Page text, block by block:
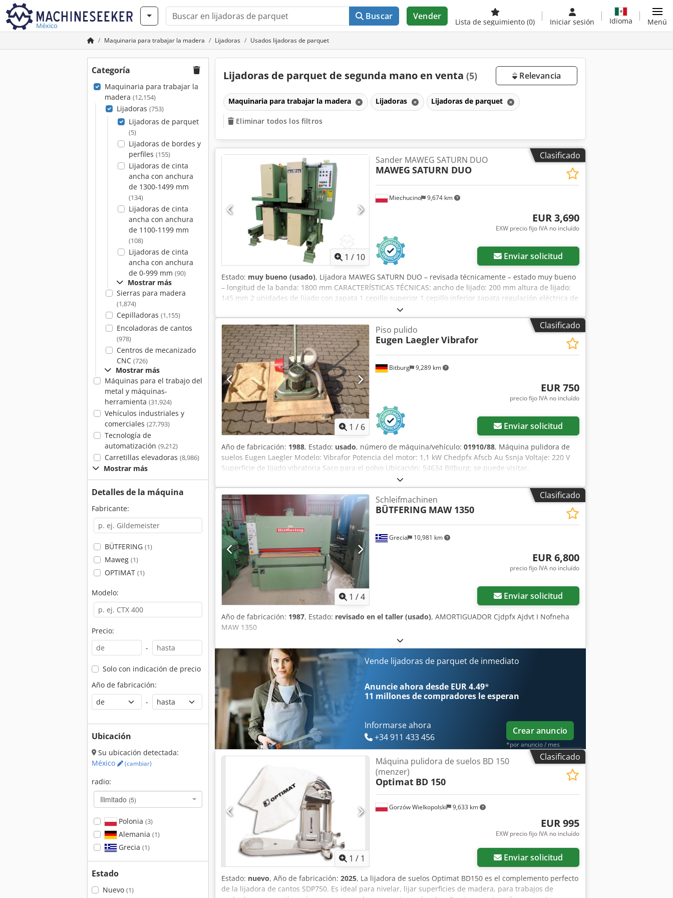
México
Buscar Vender
Lista de seguimiento (0) Iniciar sesión Idioma Menú
Maquinaria para trabajar la madera Lijadoras Usados lijadoras de parquet
Categoría
Maquinaria para trabajar la
madera (12,154)
Lijadoras (753)
Lijadoras de parquet
(5)
Lijadoras de bordes y
perfiles (155)
Lijadoras de cinta
ancha con anchura
de 1300-1499 mm
(134)
Lijadoras de cinta
ancha con anchura
de 1100-1199 mm
(108)
Lijadoras de cinta
ancha con anchura
de 0-999 mm (90)
Mostrar más
Sierras para madera
(1,874)
Cepilladoras (1,155)
Encoladoras de cantos
(978)
Centros de mecanizado
CNC (726)
Mostrar más
Máquinas para el trabajo del
metal y máquinas-
herramienta (31,924)
Vehículos industriales y
comerciales (27,793)
Tecnología de
automatización (9,212)
Carretillas elevadoras (8,986)
Mostrar más
Detalles de la máquina
Fabricante:
BÜTFERING (1)
Maweg (1)
OPTIMAT (1)
Modelo:
Precio:
-
Solo con indicación de precio
Año de fabricación:
-
Ubicación
Su ubicación detectada:
México
(cambiar)
radio:
Ilimitado (5)
Polonia (3)
Alemania (1)
Grecia (1)
Estado
Nuevo (1)
Lijadoras de parquet de segunda mano en venta (5) Relevancia
Maquinaria para trabajar la madera Lijadoras Lijadoras de parquet
Eliminar todos los filtros
Clasificado
1 / 10
Miechucino 9,674 km
Sander MAWEG SATURN DUO
MAWEG SATURN DUO
EUR 3,690
EXW precio fijo IVA no incluído
Enviar solicitud
Estado: muy bueno (usado), Lijadora MAWEG SATURN DUO – revisada técnicamente – estado muy bueno
– longitud de la banda: 1800 mm CARACTERÍSTICAS TÉCNICAS: ancho de lijado: 200 mm altura de lijado:
145 mm 2 unidades de lijado con zapata 1 cepillo superior 1 cepillo inferior zapata regulación eléctrica de
la altura velocidad de avance: de 4 a 16 m/min velocidad de avance regulable en el motorreductor Chjdjf
N Nfljpfx Afnea oscilación neumática soplo sobre la banda motores principales: 2 x 4 kW motor de avance:
0,55 kW diámetro de las boquillas: 4 x 80 mm dimensiones (largo/ancho/alto): 190 x 110 x 210 cm peso: ~
1300 kg
Clasificado
1 / 6
Bitburg 9,289 km
Piso pulido
Eugen LaeglerVibrafor
EUR 750
precio fijo IVA no incluído
Enviar solicitud
Año de fabricación: 1988, Estado: usado, número de máquina/vehículo: 01910/88, Máquina pulidora de
suelos Eugen Laegler Modelo: Vibrafor Potencia del motor: 1,1 kW Chedpfx Afscb Au Ssnja Voltaje: 220 V
Superficie de lijado vibratoria Saco para el polvo Ubicación: 54634 Bitburg; se puede visitar.
Clasificado
1 /4
Grecia 10,981 km
Schleifmachinen
BÜTFERING MAW 1350
EUR 6,800
precio fijo IVA no incluído
Enviar solicitud
Año de fabricación: 1987, Estado: revisado en el taller (usado), AMORTIGUADOR Cjdpfx Ajdvt I Nofneha
MAW 1350
Vende lijadoras de parquet de inmediato
Anuncie ahora desde EUR 4.49*
11 millones de compradores le esperan
Informarse ahora
+34 911 433 456
Crear anuncio
*por anuncio / mes
Clasificado
1 / 1
Gorzów Wielkopolski 9,633 km
Máquina pulidora de suelos BD 150
(menzer)
Optimat BD 150
EUR 995
EXW precio fijo IVA no incluído
Enviar solicitud
Estado: nuevo, Año de fabricación: 2025, La lijadora de suelos Optimat BD150 es el complemento perfecto
de la lijadora de cantos SDP750. Es ideal para nivelar, lijar superficies de madera, para trabajos de